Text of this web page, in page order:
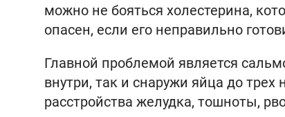
можно не бояться холестерина,
опасен, если его неправильно
Главной проблемой является
внутри, так и снаружи яйца до
расстройства желудка, тошноты,